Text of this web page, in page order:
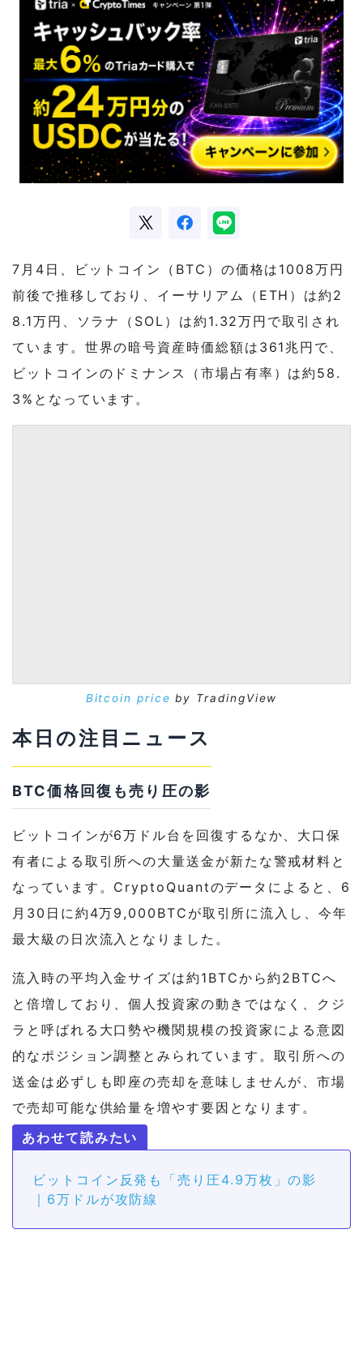
7月4日、ビットコイン（BTC）の価格は1008万円
前後で推移しており、イーサリアム（ETH）は約2
8.1万円、ソラナ（SOL）は約1.32万円で取引され
ています。世界の暗号資産時価総額は361兆円で、
ビットコインのドミナンス（市場占有率）は約58.
3%となっています。
Bitcoin price by TradingView
本日の注目ニュース
BTC価格回復も売り圧の影
ビットコインが6万ドル台を回復するなか、大口保
有者による取引所への大量送金が新たな警戒材料と
なっています。CryptoQuantのデータによると、6
月30日に約4万9,000BTCが取引所に流入し、今年
最大級の日次流入となりました。
流入時の平均入金サイズは約1BTCから約2BTCへ
と倍増しており、個人投資家の動きではなく、クジ
ラと呼ばれる大口勢や機関規模の投資家による意図
的なポジション調整とみられています。取引所への
送金は必ずしも即座の売却を意味しませんが、市場
で売却可能な供給量を増やす要因となります。
ビットコイン反発も「売り圧4.9万枚」の影
｜6万ドルが攻防線